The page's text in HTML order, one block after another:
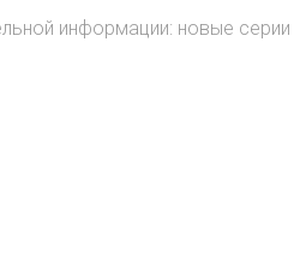
информации: новые